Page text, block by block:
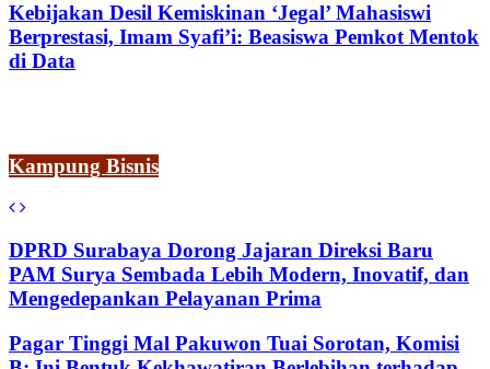
Kebijakan Desil Kemiskinan ‘Jegal’ Mahasiswi
Berprestasi, Imam Syafi’i: Beasiswa Pemkot Mentok
di Data
Kampung Bisnis
DPRD Surabaya Dorong Jajaran Direksi Baru
PAM Surya Sembada Lebih Modern, Inovatif, dan
Mengedepankan Pelayanan Prima
Pagar Tinggi Mal Pakuwon Tuai Sorotan, Komisi